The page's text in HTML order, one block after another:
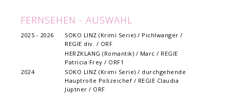
FERNSEHEN - AUSWAHL
2025 - 2026
SOKO LINZ (Krimi Serie) / Pichlwanger /
REGIE div. / ORF
HERZKLANG (Romantik) / Marc / REGIE
Patricia Frey / ORF1
2024
SOKO LINZ (Krimi Serie) / durchgehende
Hauptrolle Polizeichef / REGIE Claudia
Jüptner / ORF